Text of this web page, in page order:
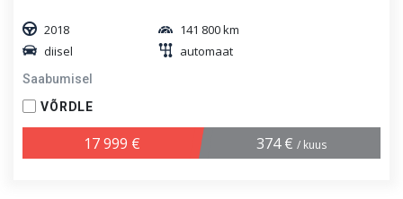
2018
141 800 km
diisel
automaat
Saabumisel
VÕRDLE
17 999 € 374 € / kuus